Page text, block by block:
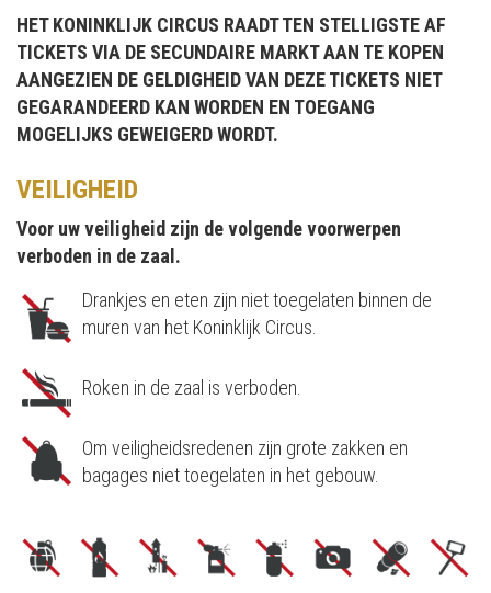
HET KONINKLIJK CIRCUS RAADT TEN STELLIGSTE AF
TICKETS VIA DE SECUNDAIRE MARKT AAN TE KOPEN
AANGEZIEN DE GELDIGHEID VAN DEZE TICKETS NIET
GEGARANDEERD KAN WORDEN EN TOEGANG
MOGELIJKS GEWEIGERD WORDT.
VEILIGHEID
Voor uw veiligheid zijn de volgende voorwerpen
verboden in de zaal.
Drankjes en eten zijn niet toegelaten binnen de
muren van het Koninklijk Circus.
Roken in de zaal is verboden.
Om veiligheidsredenen zijn grote zakken en
bagages niet toegelaten in het gebouw.